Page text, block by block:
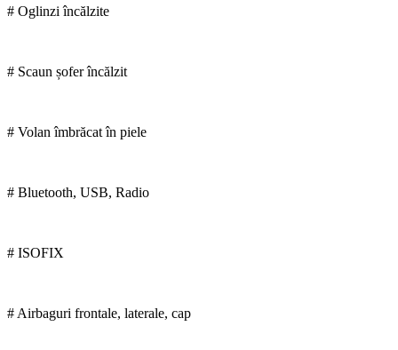
# Oglinzi încălzite
# Scaun șofer încălzit
# Volan îmbrăcat în piele
# Bluetooth, USB, Radio
# ISOFIX
# Airbaguri frontale, laterale, cap